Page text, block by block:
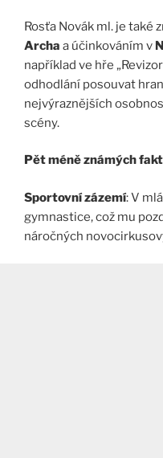
Rosťa Novák ml. je také
Archa a účinkováním v
například ve hře
odhodlání posouvat
nejvýraznějších
scény.
Pět méně známých
Sportovní zázemí: V
gymnastice, což mu
náročných